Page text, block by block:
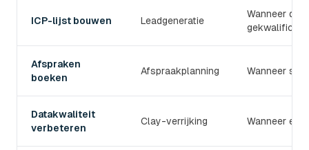
ICP-lijst bouwen Leadgeneratie
Wanneer de
Afspraken
boeken
Afspraakplanning Wanneer
Datakwaliteit
verbeteren
Clay-verrijking Wanneer e-